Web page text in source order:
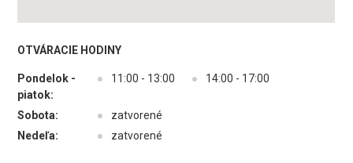
OTVÁRACIE HODINY
Pondelok -
piatok:
● 11:00 - 13:00 ● 14:00 - 17:00
Sobota: ●
zatvorené
Nedeľa:
● zatvorené